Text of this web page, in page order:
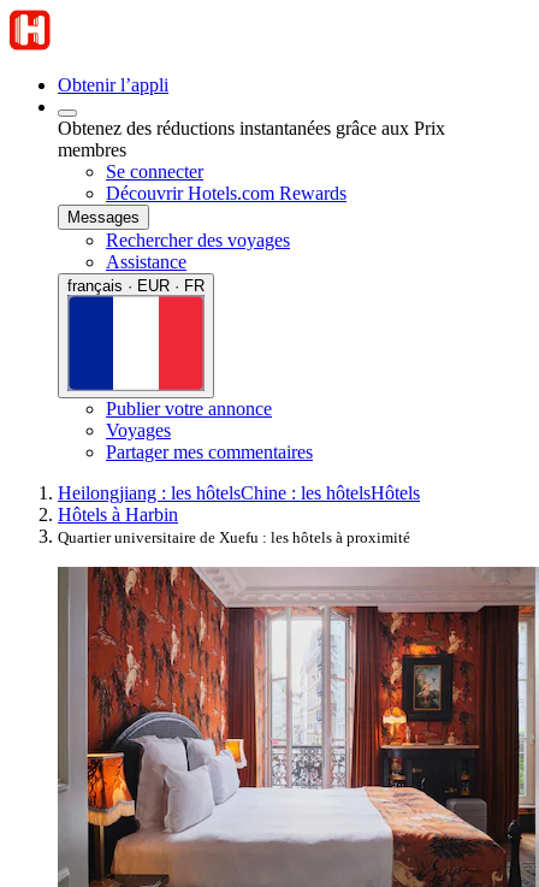
Obtenir l’appli
Obtenez des réductions instantanées grâce aux Prix
membres
Se connecter
Découvrir Hotels.com Rewards
Messages
Rechercher des voyages
Assistance
français · EUR · FR
Publier votre annonce
Voyages
Partager mes commentaires
Heilongjiang : les hôtelsChine : les hôtelsHôtels
Hôtels à Harbin
Quartier universitaire de Xuefu : les hôtels à proximité